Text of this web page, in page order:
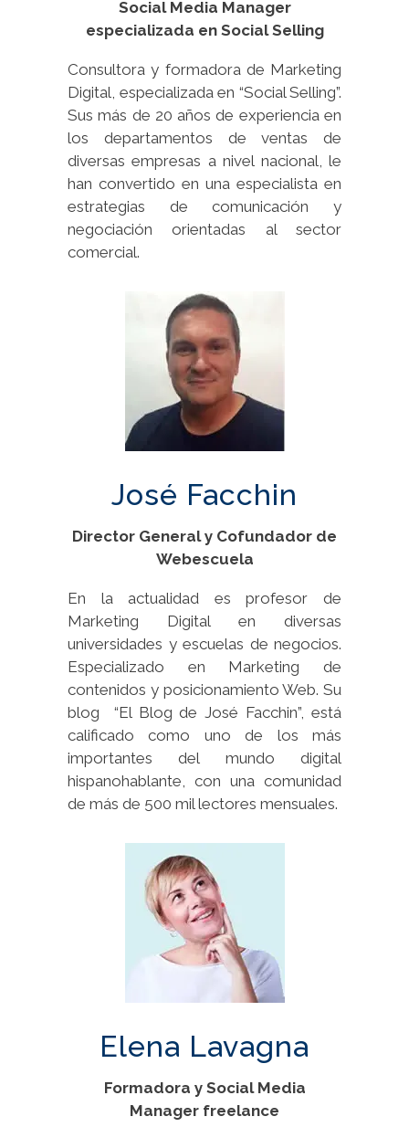
Social Media Manager
especializada en Social Selling
Consultora y formadora de Marketing
Digital, especializada en “Social Selling”.
Sus más de 20 años de experiencia en
los departamentos de ventas de
diversas empresas a nivel nacional, le
han convertido en una especialista en
estrategias de comunicación y
negociación orientadas al sector
comercial.
José Facchin
Director General y Cofundador de
Webescuela
En la actualidad es profesor de
Marketing Digital en diversas
universidades y escuelas de negocios.
Especializado en Marketing de
contenidos y posicionamiento Web. Su
blog “El Blog de José Facchin”, está
calificado como uno de los más
importantes del mundo digital
hispanohablante, con una comunidad
de más de 500 mil lectores mensuales.
Elena Lavagna
Formadora y Social Media
Manager freelance